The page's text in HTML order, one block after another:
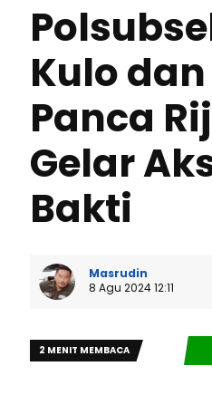
Kulo
Panca
Gelar
Bakti
Masrudin
8 Agu 2024 12:11
2 MENIT MEMBACA